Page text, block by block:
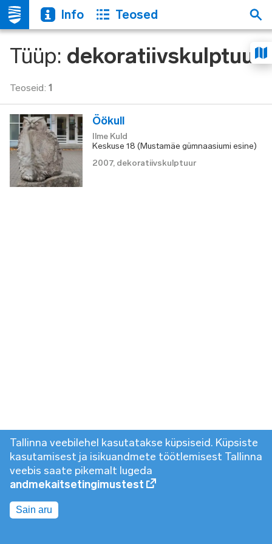
Info Teosed
Tüüp: dekoratiivskulptuur
Teoseid: 1
Öökull
Ilme Kuld
Keskuse 18 (Mustamäe gümnaasiumi esine)
2007, dekoratiivskulptuur
Tallinna veebilehel kasutatakse küpsiseid. Küpsiste
kasutamisest ja isikuandmete töötlemisest Tallinna
veebis saate pikemalt lugeda
andmekaitsetingimustest
Sain aru